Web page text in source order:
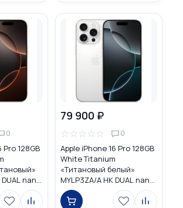
0
Pro 128GB
DUAL nano
79 900 ₽
☆☆☆☆☆ 0
Apple iPhone 16 Pro 128GB
White Titanium
«Титановый белый»
MYLP3ZA/A HK DUAL nano
SIM